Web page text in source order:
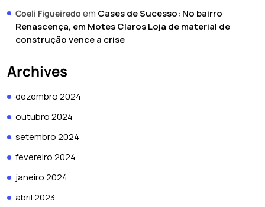
Coeli Figueiredo em Cases de Sucesso: No bairro
Renascença, em Motes Claros Loja de material de
construção vence a crise
Archives
dezembro 2024
outubro 2024
setembro 2024
fevereiro 2024
janeiro 2024
abril 2023